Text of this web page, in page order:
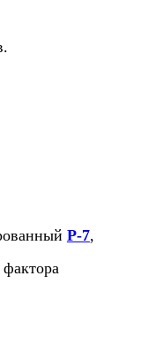
Р-7,